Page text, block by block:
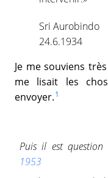
Sri Aurobindo
24.6.1934
Je me souviens
me lisait les
envoyer.1
Puis il est
1953